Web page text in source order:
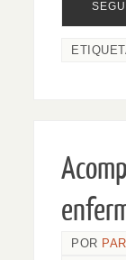
POR